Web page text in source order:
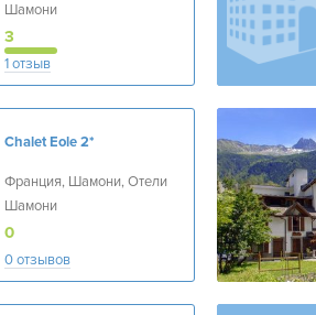
Шамони
3
1 отзыв
Chalet Eole2*
Франция, Шамони, Отели
Шамони
0
0 отзывов